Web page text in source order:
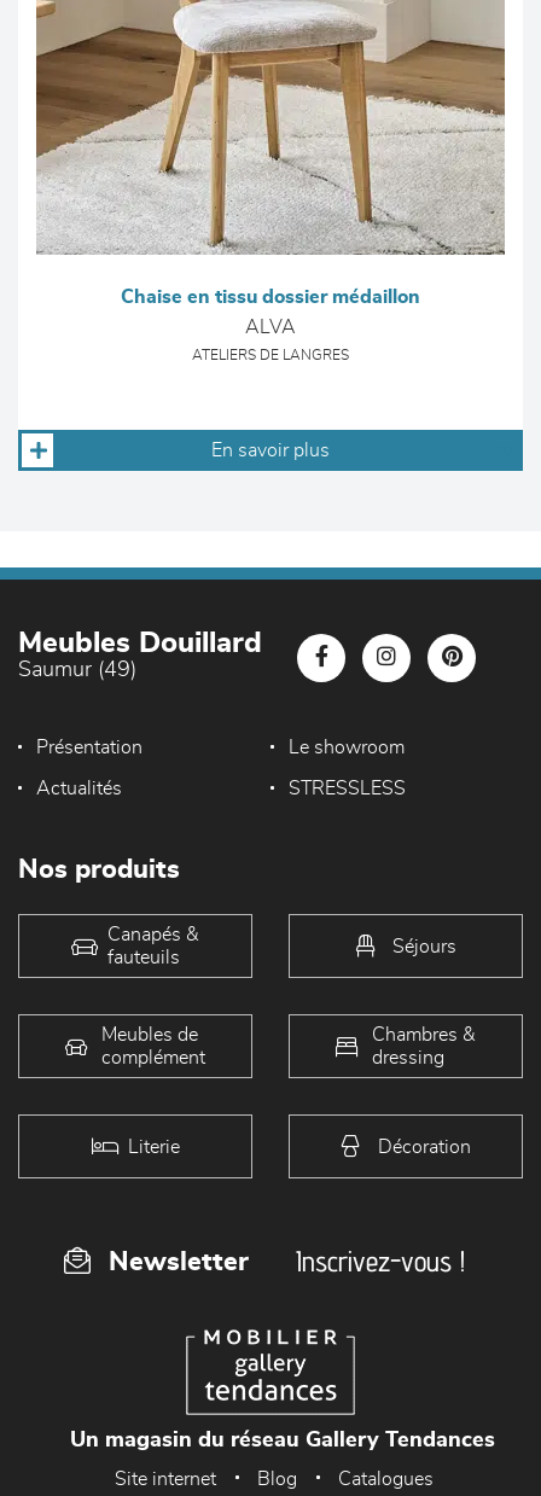
Chaise en tissu dossier médaillon
ALVA
ATELIERS DE LANGRES
En savoir plus
Meubles Douillard
Saumur (49)
Présentation Le showroom
Actualités STRESSLESS
Nos produits
Canapés &
fauteuils
Séjours
Meubles de
complément
Chambres &
dressing
Literie Décoration
Newsletter Inscrivez-vous !
Un magasin du réseau Gallery Tendances
Site internet Blog Catalogues